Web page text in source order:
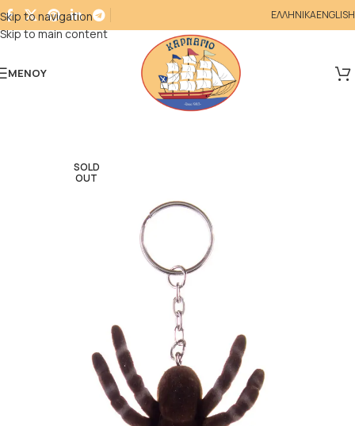
Skip to navigation
Skip to main content
ΕΛΛΗΝΙΚΑENGLISH
ΜΕΝΟΎ
SOLD
OUT